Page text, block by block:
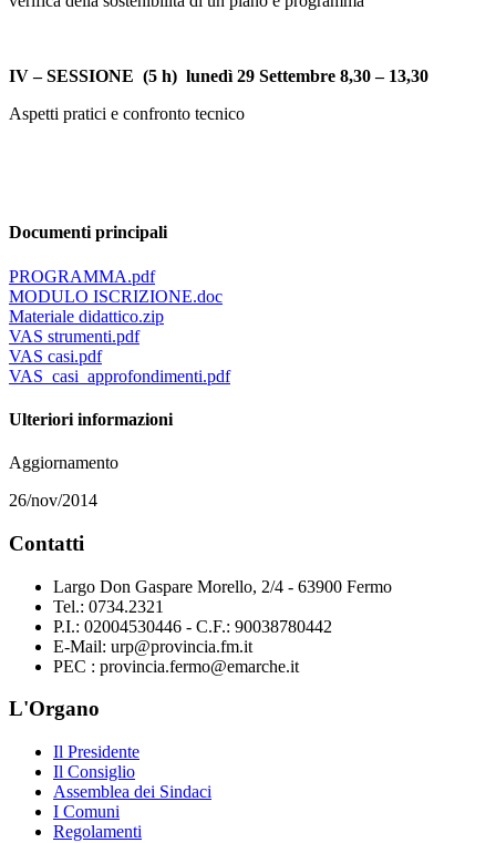
IV – SESSIONE (5 h) lunedì 29 Settembre 8,30 – 13,30
Aspetti pratici e confronto tecnico
Documenti principali
PROGRAMMA.pdf
MODULO ISCRIZIONE.doc
Materiale didattico.zip
VAS strumenti.pdf
VAS casi.pdf
VAS_casi_approfondimenti.pdf
Ulteriori informazioni
Aggiornamento
26/nov/2014
Contatti
Largo Don Gaspare Morello, 2/4 - 63900 Fermo
Tel.: 0734.2321
P.I.: 02004530446 - C.F.: 90038780442
E-Mail: urp@provincia.fm.it
PEC : provincia.fermo@emarche.it
L'Organo
Il Presidente
Il Consiglio
Assemblea dei Sindaci
I Comuni
Regolamenti